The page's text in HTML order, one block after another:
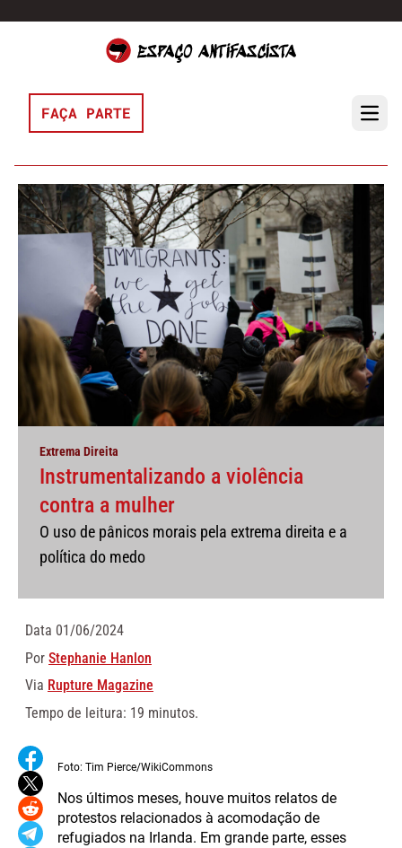
FAÇA PARTE Open
Extrema Direita
Instrumentalizando a violência
contra a mulher
O uso de pânicos morais pela extrema direita e a
política do medo
Data 01/06/2024
Por Stephanie Hanlon
Via Rupture Magazine
Tempo de leitura: 19 minutos.
Foto: Tim Pierce/WikiCommons
Nos últimos meses, houve muitos relatos de
protestos relacionados à acomodação de
refugiados na Irlanda. Em grande parte, esses